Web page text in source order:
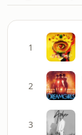
1
2
3